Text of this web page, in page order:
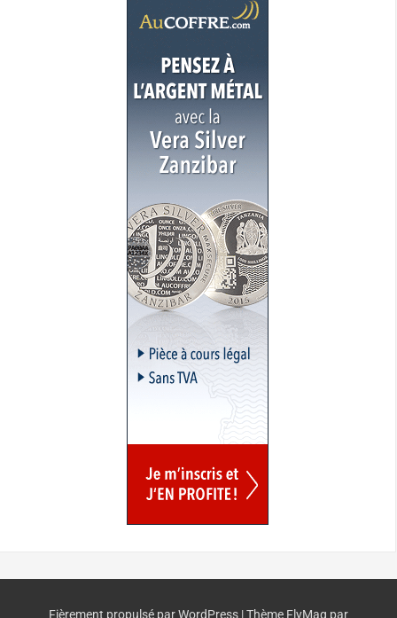
Fièrement propulsé par WordPress |Thème FlyMag par